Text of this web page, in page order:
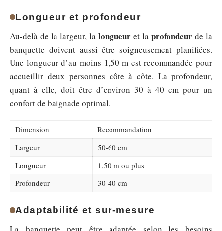
Longueur et profondeur
Au-delà de la largeur, la longueur et la profondeur de la
banquette doivent aussi être soigneusement planifiées.
Une longueur d’au moins 1,50 m est recommandée pour
accueillir deux personnes côte à côte. La profondeur,
quant à elle, doit être d’environ 30 à 40 cm pour un
confort de baignade optimal.
Dimension
Recommandation
Largeur
50-60 cm
Longueur
1,50 m ou plus
Profondeur
30-40 cm
Adaptabilité et sur-mesure